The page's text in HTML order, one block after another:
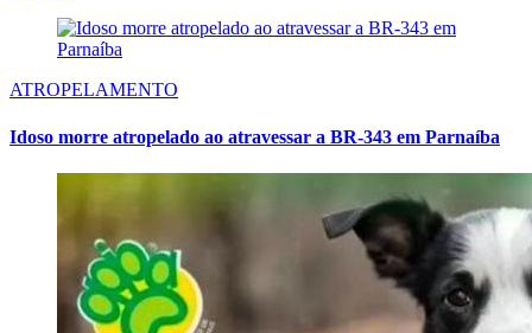
ATROPELAMENTO
Idoso morre atropelado ao atravessar a BR-343 em Parnaíba